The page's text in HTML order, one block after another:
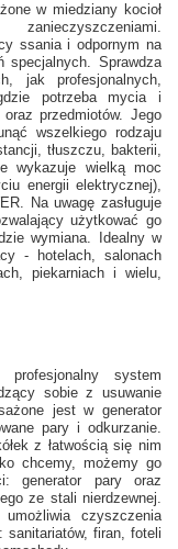
w miedziany kocioł
ssania i odpornym na
specjalnych. Sprawdza
jak profesjonalnych,
potrzeba mycia i
przedmiotów. Jego
wszelkiego rodzaju
tłuszczu, bakterii,
wykazuje wielką moc
energii elektrycznej),
Na uwagę zasługuje
użytkować go
wymiana. Idealny w
- hotelach, salonach
piekarniach i wielu,
system
sobie z usuwanie
jest w generator
pary i odkurzanie.
z łatwością się nim
chcemy, możemy go
generator pary oraz
ze stali nierdzewnej.
czyszczenia
sanitariatów, firan, foteli